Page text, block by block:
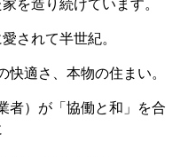
を造り続けています。
されて半世紀。
快適さ、本物の住まい。
者）が「協働と和」を合